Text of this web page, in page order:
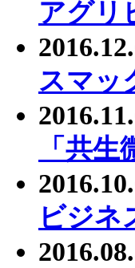
アグリ
スマッ
「共
ビジネ